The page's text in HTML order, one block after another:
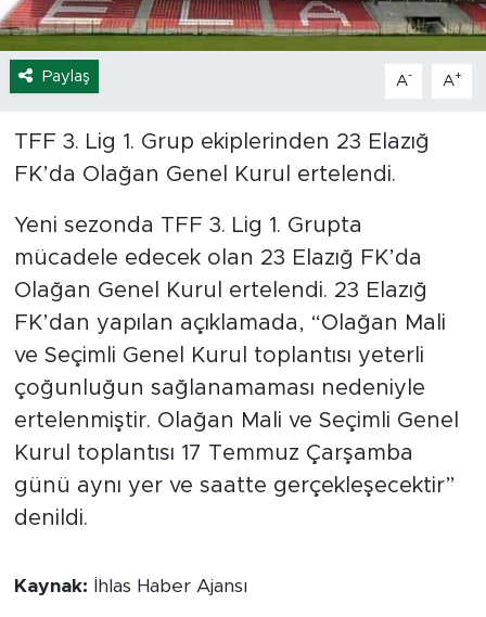
Paylaş A- A+
TFF 3. Lig 1. Grup ekiplerinden 23 Elazığ
FK’da Olağan Genel Kurul ertelendi.
Yeni sezonda TFF 3. Lig 1. Grupta
mücadele edecek olan 23 Elazığ FK’da
Olağan Genel Kurul ertelendi. 23 Elazığ
FK’dan yapılan açıklamada, “Olağan Mali
ve Seçimli Genel Kurul toplantısı yeterli
çoğunluğun sağlanamaması nedeniyle
ertelenmiştir. Olağan Mali ve Seçimli Genel
Kurul toplantısı 17 Temmuz Çarşamba
günü aynı yer ve saatte gerçekleşecektir”
denildi.
Kaynak: İhlas Haber Ajansı
Sağlık
Eğitim
Hava Durumu
Tavz Der
Bingöl Kaza Haberleri